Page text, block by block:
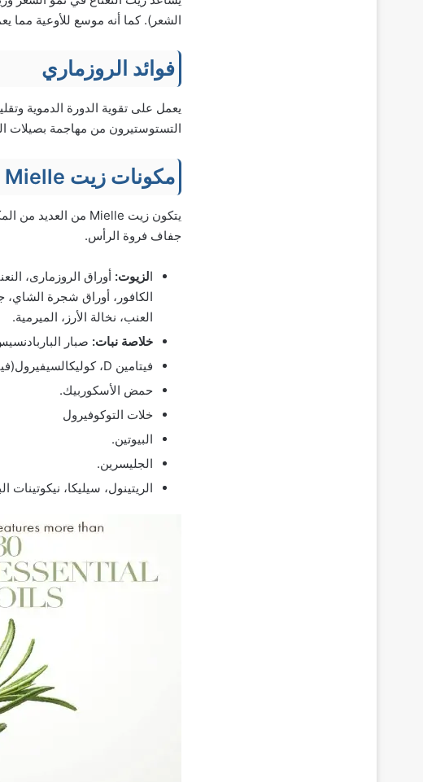
الشعر). كما أنه موسع للأوعية مما
فوائد الروزماري
يعمل على تقوية الدورة الدموية
التستوستيرون من مهاجمة بصيلات
مكونات زيت Mielle
جفاف فروة الرأس.
الزيوت: أوراق الروزمارى،
الكافور، أوراق شجرة الشاي،
العنب، نخالة الأرز، الميرمية.
خلاصة نبات: صبار
فيتامين D، كوليكالسيفيرول(فيتامين D3)
حمض الأسكوربيك.
خلات التوكوفيرول
البيوتين.
الجليسرين.
الريتينول، سيليكا، نيكوتينات